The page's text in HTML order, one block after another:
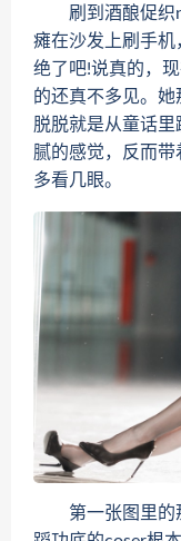
刷到酒酿促织
瘫在沙发上刷手
绝了吧!说真的，
的还真不多见。
脱脱就是从童话
腻的感觉，反而
多看几眼。
第一张图里的那